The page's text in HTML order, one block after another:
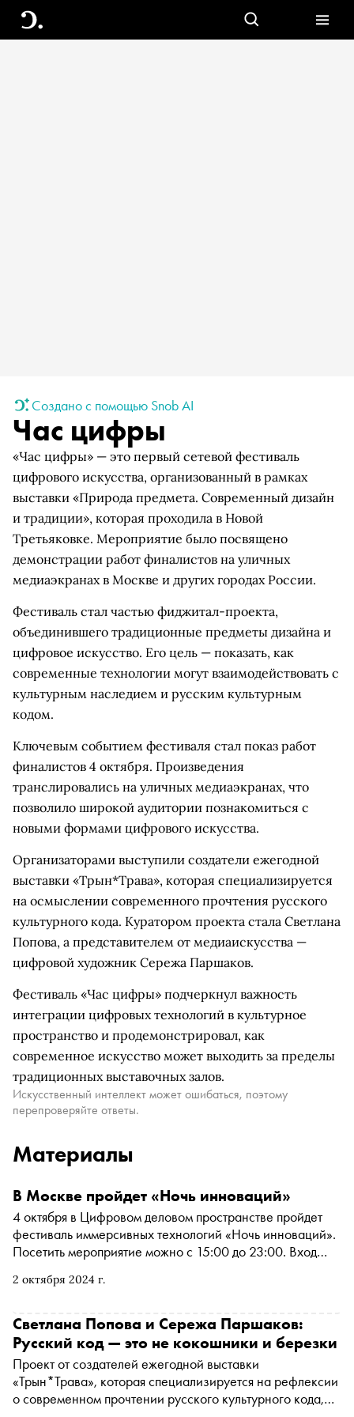
Создано с помощью Snob AI
Час цифры
«Час цифры» — это первый сетевой фестиваль
цифрового искусства, организованный в рамках
выставки «Природа предмета. Современный дизайн
и традиции», которая проходила в Новой
Третьяковке. Мероприятие было посвящено
демонстрации работ финалистов на уличных
медиаэкранах в Москве и других городах России.
Фестиваль стал частью фиджитал-проекта,
объединившего традиционные предметы дизайна и
цифровое искусство. Его цель — показать, как
современные технологии могут взаимодействовать с
культурным наследием и русским культурным
кодом.
Ключевым событием фестиваля стал показ работ
финалистов 4 октября. Произведения
транслировались на уличных медиаэкранах, что
позволило широкой аудитории познакомиться с
новыми формами цифрового искусства.
Организаторами выступили создатели ежегодной
выставки «Трын*Трава», которая специализируется
на осмыслении современного прочтения русского
культурного кода. Куратором проекта стала Светлана
Попова, а представителем от медиаискусства —
цифровой художник Сережа Паршаков.
Фестиваль «Час цифры» подчеркнул важность
интеграции цифровых технологий в культурное
пространство и продемонстрировал, как
современное искусство может выходить за пределы
традиционных выставочных залов.
Искусственный интеллект может ошибаться, поэтому
перепроверяйте ответы.
Материалы
2 октября 2024 г.
В Москве пройдет «Ночь инноваций»
4 октября в Цифровом деловом пространстве пройдет
фестиваль иммерсивных технологий «Ночь инноваций».
Посетить мероприятие можно с 15:00 до 23:00. Вход
Светлана Попова и Сережа Паршаков:
Русский код — это не кокошники и березки
Проект от создателей ежегодной выставки
«Трын*Трава», которая специализируется на рефлексии
о современном прочтении русского культурного кода,